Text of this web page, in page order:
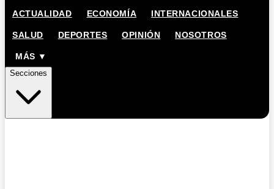
ACTUALIDAD ECONOMÍA INTERNACIONALES
SALUD DEPORTES OPINIÓN NOSOTROS
MÁS ▼
Secciones